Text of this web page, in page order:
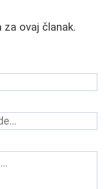
ovaj članak.